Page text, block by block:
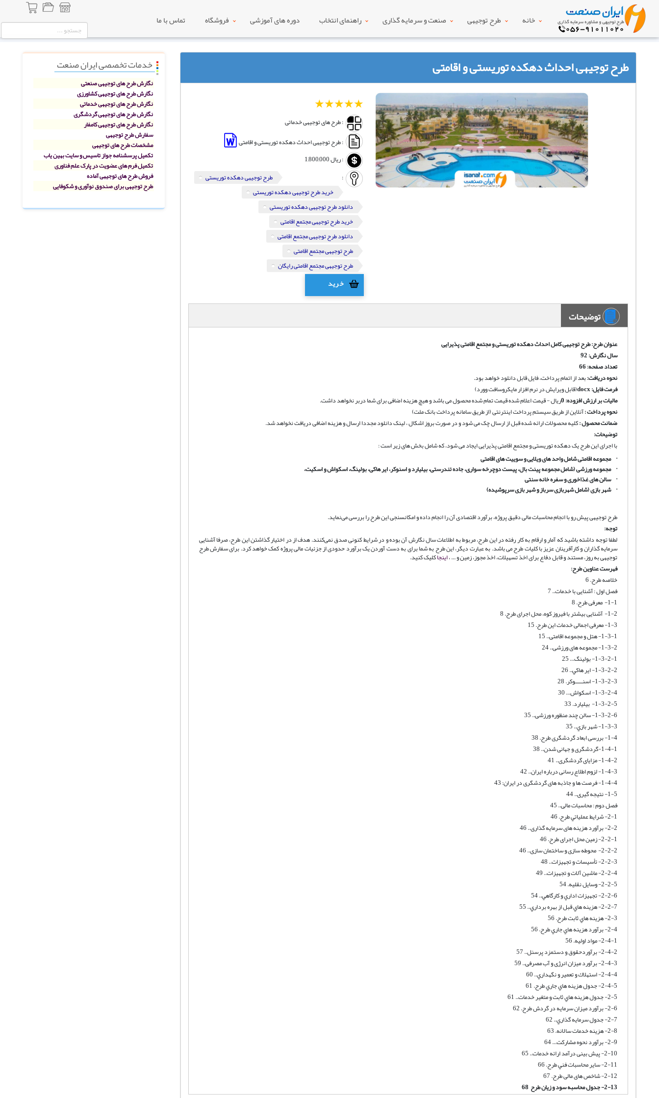
خانه طرح توجیهی صنعت و سرمایه گذاری راهنمای انتخاب دوره های آموزشی فروشگاه تماس با ما
خدمات تخصصی ایران صنعت
نگارش طرح های توجیهی صنعتی
نگارش طرح های توجیهی کشاورزی
نگارش طرح های توجیهی خدماتی
نگارش طرح های توجیهی گردشگری
نگارش طرح های توجیهی کامفار
سفارش طرح توجیهی
مشخصات طرح های توجیهی
تکمیل پرسشنامه جواز تاسیس و سایت بهین یاب
تکمیل فرم های عضویت در پارک علم فناوری
فروش طرح های توجیهی آماده
طرح توجیهی برای صندوق نوآوری و شکوفایی
طرح توجیهی احداث دهکده توریستی و اقامتی
5
4
3
2
: طرح های توجیهی خدماتی
: طرح توجیهی احداث دهکده توریستی و اقامتی
:ریال1,800,000
:
طرح توجیهی دهکده توریستی
خرید طرح توجیهی دهکده توریستی
دانلود طرح توجیهی دهکده توریستی
خرید طرح توجیهی مجتمع اقامتی
دانلود طرح توجیهی مجتمع اقامتی
طرح توجیهی مجتمع اقامتی
طرح توجیهی مجتمع اقامتی رایگان
خرید
توضیحات
عنوان طرح: طرح توجیهی کاملاحداث دهکده توریستی و مجتمع اقامتی پذیرایی
سال نگارش: 92
تعداد صفحه: 66
نحوه دریافت:بعد از اتمام پرداخت، فایل قابل دانلود خواهد بود.
فرمت فایل:docx(قابل ویرایش در نرم افزار مایکروسافت وورد)
مالیات بر ارزش افزوده:0ریال - قیمت اعلام شده قیمت تمام شده محصول می باشد و هیچ هزینه اضافی برای شما دربر نخواهد داشت.
نحوه پرداخت :آنلاین از طریق سیستم پرداخت اینترنتی (از طریق سامانه پرداخت بانک ملت)
ضمانت محصول :کلیه محصولات ارائه شده قبل از ارسال چک می شود و در صورت بروز اشکال ، لینک دانلود مجددا ارسال و هزینه اضافی دریافت نخواهد شد.
توضیحات:
با اجرای این طرح یک دهکده توریستی و مجتمع اقامتی پذیرایی ایجاد می شود، که شامل بخش های زیر است :
·مجموعه اقامتی شامل واحد های ویلایی و سوییت های اقامتی
·مجموعه ورزشی (شامل مجموعه پینت بال، پیست دوچرخه سواری، جاده تندرستی، بیلیارد و اسنوکر، ایر هاکی، بولینگ، اسکواش و اسکیت،
·سالن های غذاخوری و سفره خانه سنتی
·شهر بازی (شامل شهربازی سرباز و شهر بازی سرپوشیده)
طرح توجیهی پیش رو با انجام محاسبات مالی دقیق پروژه، برآورد اقتصادی آن را انجام داده و امکانسنجی این طرح را بررسی می‌نماید.
توجه:
لطفا توجه داشته باشید که آمار و ارقام به کار رفته در این طرح، مربوط به اطلاعات سال نگارش آن بوده و در شرایط کنونی صدق نمی‌کنند. هدف از در اختیار گذاشتن این طرح، صرفا آشنایی
سرمایه گذاران و کارآفرینان عزیز با کلیات طرح می باشد. به عبارت دیگر، این طرح به شما برای به دست آوردن یک برآورد حدودی از جزئیات مالی پروژه کمک خواهد کرد. برای سفارش طرح
توجیهی به روز، مستند و قابل دفاع برای اخذ تسهیلات، اخذ مجوز، زمین و ... ،اینجاکلیک کنید.
فهرست عناوین طرح:
خلاصه طرح. 6
فصل اول : آشنایی با خدمات.. 7
1-1- معرفی طرح. 8
1-2- آشنایی بیشتر با فیروز کوه، محل اجرای طرح. 8
1-3- معرفی اجمالی خدمات این طرح. 15
1-3-1- هتل و مجموعه اقامتی.. 15
1-3-2- مجموعه های ورزشی.. 24
1-3-2-1- بولينگ... 25
1-3-2-2- اير هاكي.. 26
1-3-2-3- اسنـــــوکر. 28
1-3-2-4- اسکواش... 30
1-3-2-5- بیلیارد. 33
1-3-2-6- سالن چند منظوره ورزشی.. 35
1-3-3- شهر بازي.. 35
1-4- بررسی ابعاد گردشگری طرح. 38
1-4-1-گردشگری و جهانی شدن.. 38
1-4-2- مزایای گردشگری.. 41
1-4-3- لزوم اطلاع رسانی درباره ایران.. 42
1-4-4- فرصت ها و جاذبه های گردشگری در ایران: 43
1-5- نتیجه گیری.. 44
فصل دوم : محاسبات مالی.. 45
2-1- شرايط عملياتي طرح. 46
2-2- برآورد هزینه های سرمایه گذاری.. 46
2-2-1- زمین محل اجرای طرح. 46
2-2-2- محوطه سازی و ساختمان سازی.. 46
2-2-3- تأسيسات و تجهيزات.. 48
2-2-4- ماشین آلات و تجهیزات.. 49
2-2-5- وسایل نقلیه. 54
2-2-6- تجهيزات اداري و كارگاهي.. 54
2-2-7- هزينه هاي قبل از بهره برداري.. 55
2-3- هزينه هاي ثابت طرح. 56
2-4- برآورد هزينه هاي جاري طرح. 56
2-4-1- مواد اولیه. 56
2-4-2- برآوردحقوق و دستمزد پرسنل.. 57
2-4-3- برآورد میزان انرژی و آب مصرفی.. 59
2-4-4- استهلاك و تعمير و نگهداري.. 60
2-4-5- جدول هزينه هاي جاري طرح. 61
2-5- جدول هزينه هاي ثابت و متغير خدمات.. 61
2-6- برآورد میزان سرمایه در گردش طرح. 62
2-7- جدول سرمايه گذاري.. 62
2-8- هزینه خدمات سالانه. 63
2-9- برآورد نحوه مشارکت... 64
2-10- پیش بینی درآمد ارائه خدمات.. 65
2-11- ساير محاسبات فني طرح. 66
2-12- شاخص های مالی طرح. 67
2-13- جدول محاسبه سود و زیان طرح 68